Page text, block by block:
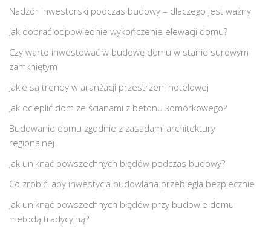
Nadzór inwestorski podczas budowy – dlaczego jest ważny
Jak dobrać odpowiednie wykończenie elewacji domu?
Czy warto inwestować w budowę domu w stanie surowym
zamkniętym
Jakie są trendy w aranżacji przestrzeni hotelowej
Jak ocieplić dom ze ścianami z betonu komórkowego?
Budowanie domu zgodnie z zasadami architektury
regionalnej
Jak uniknąć powszechnych błędów podczas budowy?
Co zrobić, aby inwestycja budowlana przebiegła bezpiecznie
Jak uniknąć powszechnych błędów przy budowie domu
metodą tradycyjną?